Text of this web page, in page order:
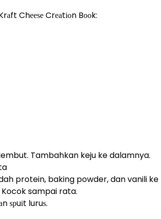
Chееѕе Crеаtіоn Bооk:
Tambahkan keju ke dalamnya.
protein, baking powder, dan vanili ke
sampai rata.
ѕрuіt luruѕ.